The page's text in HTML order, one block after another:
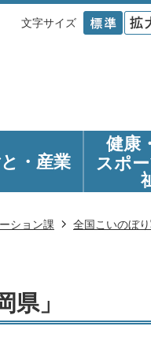
文字サイズ
・産業
健康
スポ
ション課 全国こいのぼ
」